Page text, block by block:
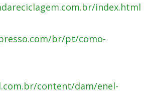
index.html
br/pt/como-
content/dam/enel-